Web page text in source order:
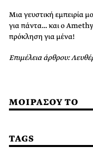
Μια γευστική εμπειρία
για πάντα… και ο
πρόκληση για μένα!
Επιμέλεια άρθρου:
ΜΟΙΡΑΣΟΥ ΤΟ
TAGS